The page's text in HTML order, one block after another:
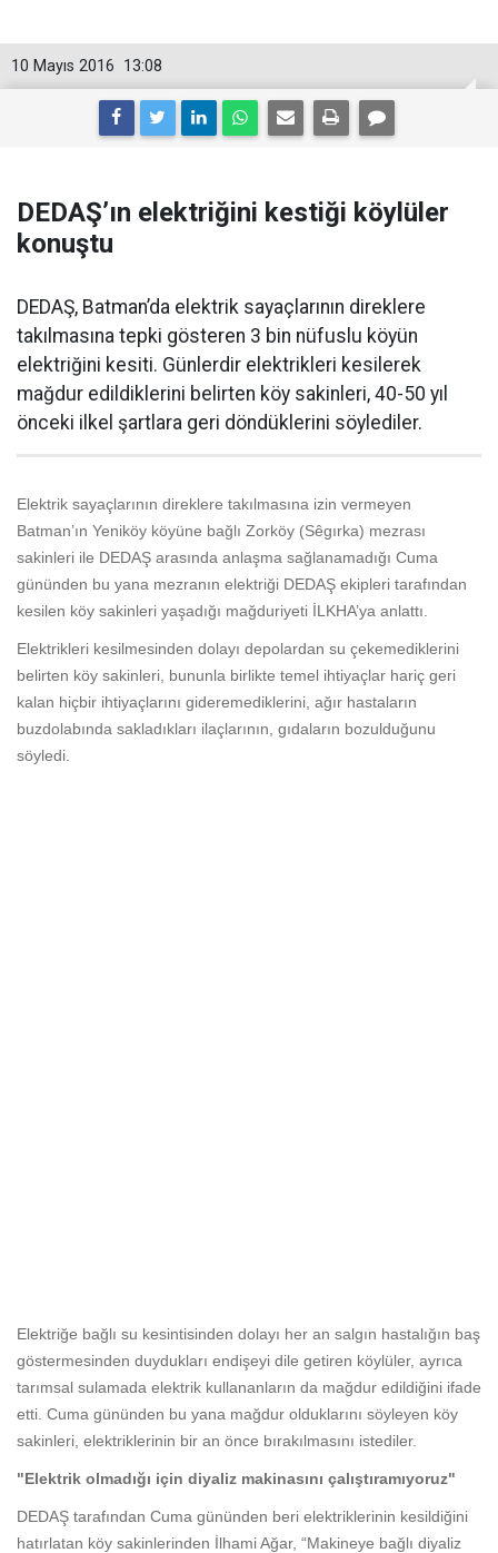
13:08
10 Mayıs 2016
DEDAŞ’ın elektriğini kestiği köylüler
konuştu
DEDAŞ, Batman’da elektrik sayaçlarının direklere
takılmasına tepki gösteren 3 bin nüfuslu köyün
elektriğini kesiti. Günlerdir elektrikleri kesilerek
mağdur edildiklerini belirten köy sakinleri, 40-50 yıl
önceki ilkel şartlara geri döndüklerini söylediler.
Elektrik sayaçlarının direklere takılmasına izin vermeyen
Batman’ın Yeniköy köyüne bağlı Zorköy (Sêgırka) mezrası
sakinleri ile DEDAŞ arasında anlaşma sağlanamadığı Cuma
gününden bu yana mezranın elektriği DEDAŞ ekipleri tarafından
kesilen köy sakinleri yaşadığı mağduriyeti İLKHA’ya anlattı.
Elektrikleri kesilmesinden dolayı depolardan su çekemediklerini
belirten köy sakinleri, bununla birlikte temel ihtiyaçlar hariç geri
kalan hiçbir ihtiyaçlarını gideremediklerini, ağır hastaların
buzdolabında sakladıkları ilaçlarının, gıdaların bozulduğunu
söyledi.
Elektriğe bağlı su kesintisinden dolayı her an salgın hastalığın baş
göstermesinden duydukları endişeyi dile getiren köylüler, ayrıca
tarımsal sulamada elektrik kullananların da mağdur edildiğini ifade
etti. Cuma gününden bu yana mağdur olduklarını söyleyen köy
sakinleri, elektriklerinin bir an önce bırakılmasını istediler.
"Elektrik olmadığı için diyaliz makinasını çalıştıramıyoruz"
DEDAŞ tarafından Cuma gününden beri elektriklerinin kesildiğini
hatırlatan köy sakinlerinden İlhami Ağar, “Makineye bağlı diyaliz